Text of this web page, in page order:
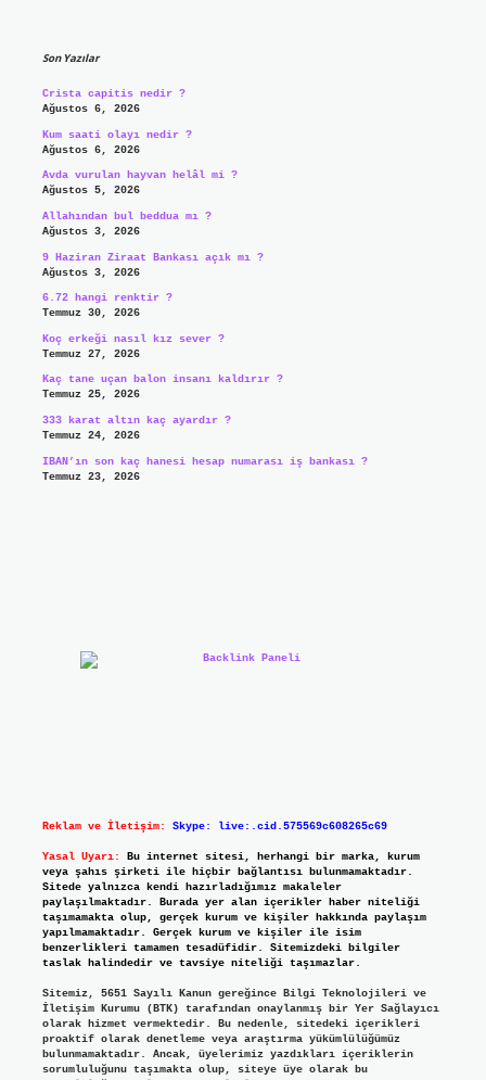
Son Yazılar
Crista capitis nedir ?
Ağustos 6, 2026
Kum saati olayı nedir ?
Ağustos 6, 2026
Avda vurulan hayvan helâl mi ?
Ağustos 5, 2026
Allahından bul beddua mı ?
Ağustos 3, 2026
9 Haziran Ziraat Bankası açık mı ?
Ağustos 3, 2026
6.72 hangi renktir ?
Temmuz 30, 2026
Koç erkeği nasıl kız sever ?
Temmuz 27, 2026
Kaç tane uçan balon insanı kaldırır ?
Temmuz 25, 2026
333 karat altın kaç ayardır ?
Temmuz 24, 2026
IBAN’ın son kaç hanesi hesap numarası iş bankası ?
Temmuz 23, 2026
Reklam ve İletişim: Skype: live:.cid.575569c608265c69
Yasal Uyarı:
Bu internet sitesi, herhangi bir marka, kurum
veya şahıs şirketi ile hiçbir bağlantısı bulunmamaktadır.
Sitede yalnızca kendi hazırladığımız makaleler
paylaşılmaktadır. Burada yer alan içerikler haber niteliği
taşımamakta olup, gerçek kurum ve kişiler hakkında paylaşım
yapılmamaktadır. Gerçek kurum ve kişiler ile isim
benzerlikleri tamamen tesadüfidir. Sitemizdeki bilgiler
taslak halindedir ve tavsiye niteliği taşımazlar.
Sitemiz, 5651 Sayılı Kanun gereğince Bilgi Teknolojileri ve
İletişim Kurumu (BTK) tarafından onaylanmış bir Yer Sağlayıcı
olarak hizmet vermektedir. Bu nedenle, sitedeki içerikleri
proaktif olarak denetleme veya araştırma yükümlülüğümüz
bulunmamaktadır. Ancak, üyelerimiz yazdıkları içeriklerin
sorumluluğunu taşımakta olup, siteye üye olarak bu